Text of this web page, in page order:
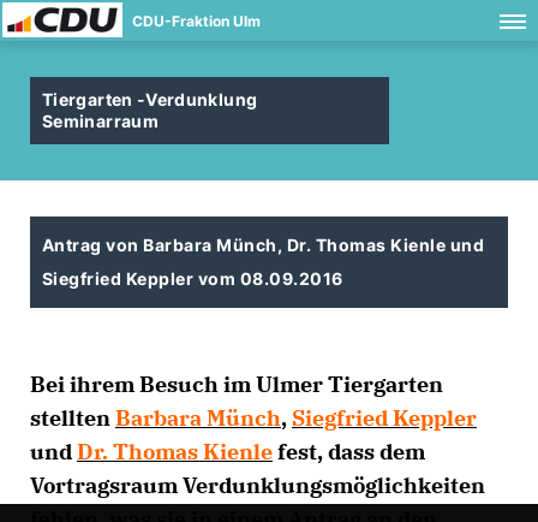
CDU-Fraktion Ulm
Tiergarten -Verdunklung
Seminarraum
Antrag von Barbara Münch, Dr. Thomas Kienle und
Siegfried Keppler vom 08.09.2016
Bei ihrem Besuch im Ulmer Tiergarten
stelltenBarbara Münch, Siegfried Keppler
undDr. Thomas Kienlefest, dass dem
Vortragsraum Verdunklungsmöglichkeiten